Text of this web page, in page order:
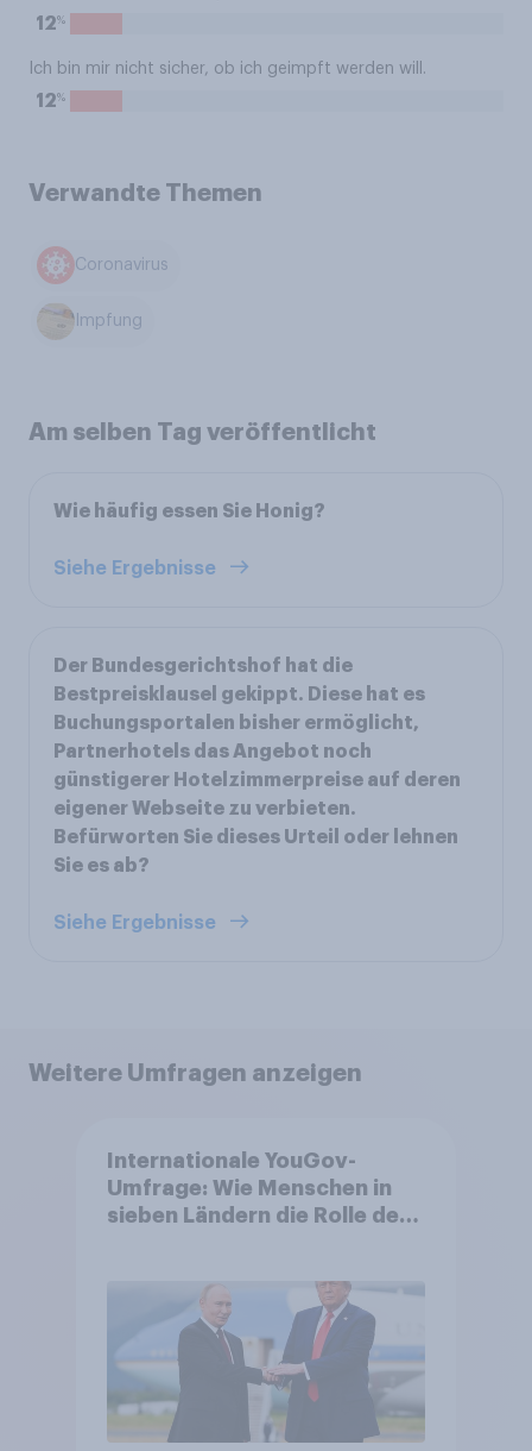
12%
Ich bin mir nicht sicher, ob ich geimpft werden will.
12%
Verwandte Themen
Coronavirus
Impfung
Am selben Tag veröffentlicht
Wie häufig essen Sie Honig?
Siehe Ergebnisse
Der Bundesgerichtshof hat die
Bestpreisklausel gekippt. Diese hat es
Buchungsportalen bisher ermöglicht,
Partnerhotels das Angebot noch
günstigerer Hotelzimmerpreise auf deren
eigener Webseite zu verbieten.
Befürworten Sie dieses Urteil oder lehnen
Sie es ab?
Siehe Ergebnisse
Weitere Umfragen anzeigen
Internationale YouGov-
Umfrage: Wie Menschen in
sieben Ländern die Rolle der
Bedrohungen und Bündnisse
bewerten